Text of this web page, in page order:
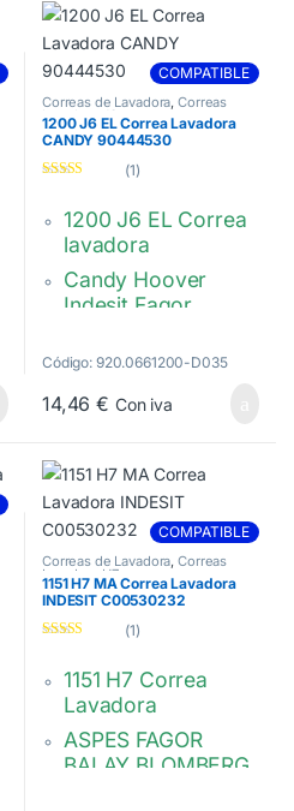
C00119126,
482000022887
COMPATIBLE
Correas de Lavadora,Correas
Lavadora J6
1200 J6 EL Correa Lavadora
CANDY 90444530
(1)
1200 J6 EL Correa
lavadora
Candy Hoover
Indesit Fagor
Electrolux Zanussi
Megadyne EL 1200
J6 90444530A
1323531002
1240211100
8996454258691
C00269093
482000086371
Código: 920.0661200-D035
14,46€ Con iva
COMPATIBLE
Correas de Lavadora,Correas
Lavadora H7
1151 H7 MA Correa Lavadora
INDESIT C00530232
(1)
1151 H7 Correa
Lavadora
ASPES FAGOR
BALAY BLOMBERG